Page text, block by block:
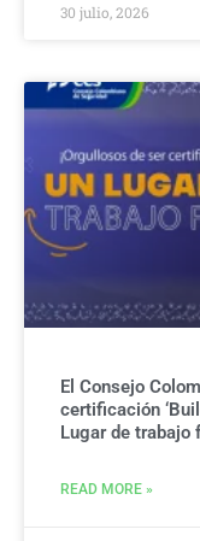
30 julio, 2026
El Consejo
certificación
Lugar de trabajo
READ MORE »